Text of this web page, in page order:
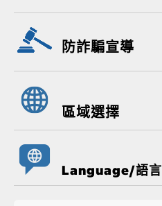
防詐騙宣導
區域選擇
Language/語言